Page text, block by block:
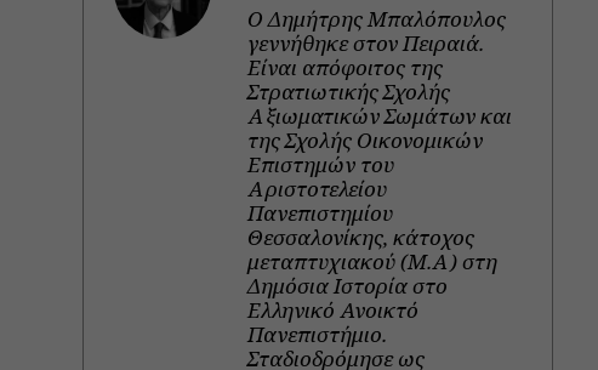
Ο Δημήτρης Μπαλόπουλος
γεννήθηκε στον Πειραιά.
Είναι απόφοιτος της
Στρατιωτικής Σχολής
Αξιωματικών Σωμάτων και
της Σχολής Οικονομικών
Επιστημών του
Αριστοτελείου
Πανεπιστημίου
Θεσσαλονίκης, κάτοχος
μεταπτυχιακού (Μ.Α) στη
Δημόσια Ιστορία στο
Ελληνικό Ανοικτό
Πανεπιστήμιο.
Σταδιοδρόμησε ως